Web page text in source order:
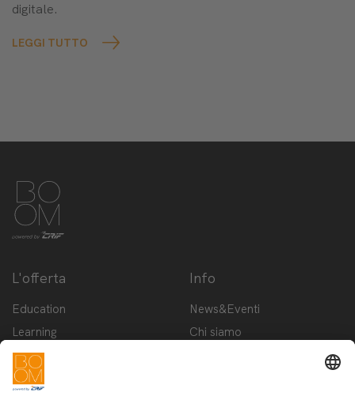
digitale.
LEGGI TUTTO
L'offerta
Education
Learning
Innovation
Startup
Info
News&Eventi
Chi siamo